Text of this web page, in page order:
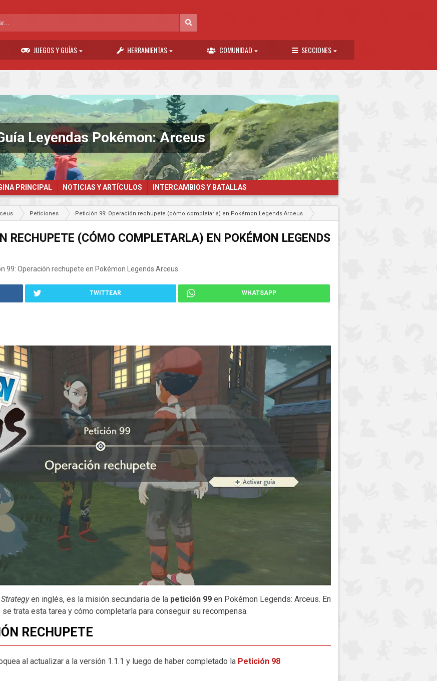
JUEGOS Y GUÍAS HERRAMIENTAS COMUNIDAD SECCIONES
Leyendas Pokémon: Arceus
PRINCIPAL NOTICIAS Y ARTÍCULOS INTERCAMBIOS Y BATALLAS
Peticiones Petición 99: Operación rechupete (cómo completarla) en Pokémon Legends Arceus
RECHUPETE (CÓMO COMPLETARLA) EN POKÉMON LEGENDS
99: Operación rechupete en Pokémon Legends Arceus.
TWITTEAR WHATSAPP
en inglés, es la misión secundaria de la petición 99 en Pokémon Legends: Arceus. En
trata esta tarea y cómo completarla para conseguir su recompensa.
RECHUPETE
al actualizar a la versión 1.1.1 y luego de haber completado la Petición 98